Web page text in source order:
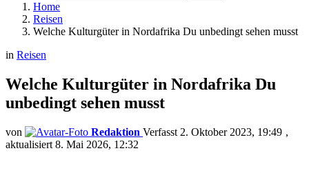
Home
Reisen
Welche Kulturgüter in Nordafrika Du unbedingt sehen musst
in Reisen
Welche Kulturgüter in Nordafrika Du
unbedingt sehen musst
von Redaktion
2. Oktober 2023, 19:49
aktualisiert 8. Mai 2026, 12:32